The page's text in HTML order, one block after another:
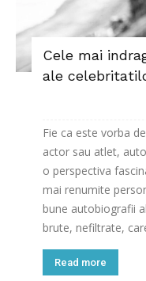
Cele mai
ale
Fie ca este vorba
actor sau atlet,
o perspectiva
mai renumite
bune autobiografii
brute, nefiltrate,
Read more